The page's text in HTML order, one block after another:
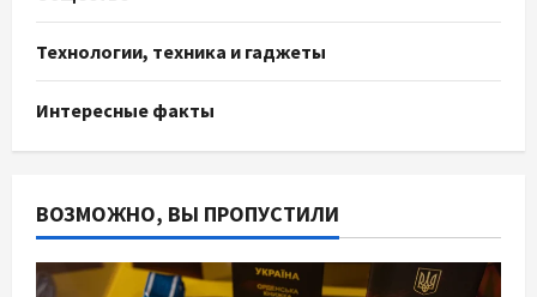
Технологии, техника и гаджеты
Интересные факты
ВОЗМОЖНО, ВЫ ПРОПУСТИЛИ